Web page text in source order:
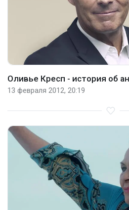
Оливье Кресп - история об
13 февраля 2012, 20:19